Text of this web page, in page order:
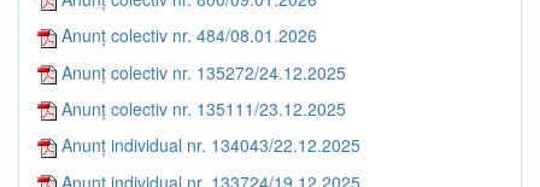
Anunț colectiv nr. 484/08.01.2026
Anunț colectiv nr. 135272/24.12.2025
Anunț colectiv nr. 135111/23.12.2025
Anunț individual nr. 134043/22.12.2025
Anunț individual nr. 133724/19.12.2025